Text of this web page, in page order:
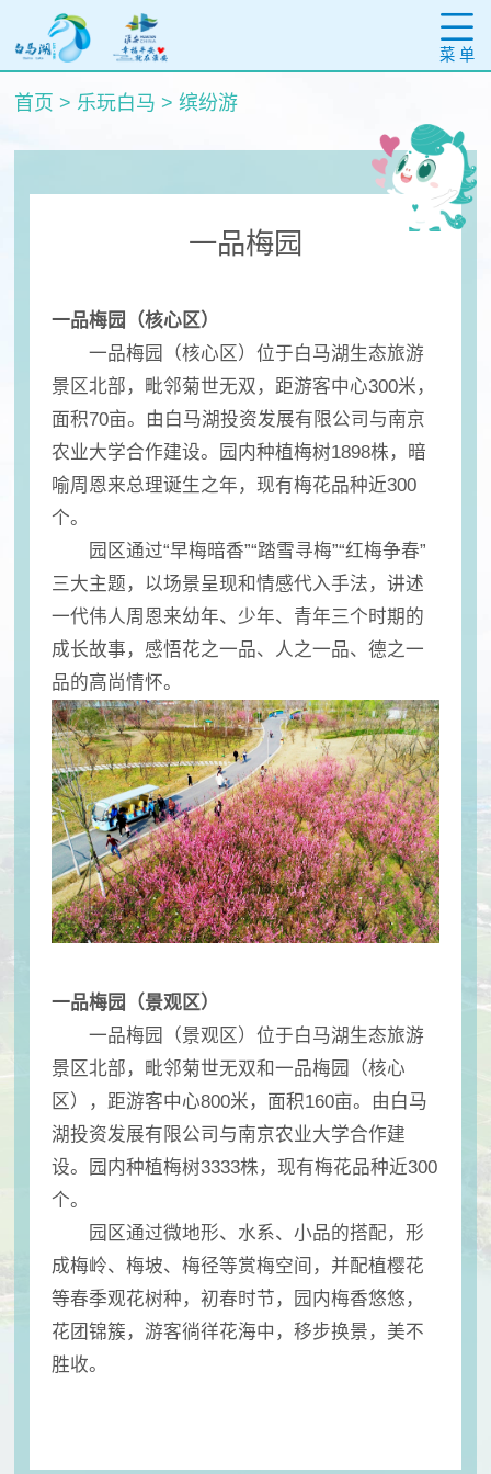
菜 单
首页 > 乐玩白马 >缤纷游
一品梅园
一品梅园（核心区）
一品梅园（核心区）位于白马湖生态旅游
景区北部，毗邻菊世无双，距游客中心300米，
面积70亩。由白马湖投资发展有限公司与南京
农业大学合作建设。园内种植梅树1898株，暗
喻周恩来总理诞生之年，现有梅花品种近300
个。
园区通过“早梅暗香”“踏雪寻梅”“红梅争春”
三大主题，以场景呈现和情感代入手法，讲述
一代伟人周恩来幼年、少年、青年三个时期的
成长故事，感悟花之一品、人之一品、德之一
品的高尚情怀。
一品梅园（景观区）
一品梅园（景观区）位于白马湖生态旅游
景区北部，毗邻菊世无双和一品梅园（核心
区），距游客中心800米，面积160亩。由白马
湖投资发展有限公司与南京农业大学合作建
设。园内种植梅树3333株，现有梅花品种近300
个。
园区通过微地形、水系、小品的搭配，形
成梅岭、梅坡、梅径等赏梅空间，并配植樱花
等春季观花树种，初春时节，园内梅香悠悠，
花团锦簇，游客徜徉花海中，移步换景，美不
胜收。